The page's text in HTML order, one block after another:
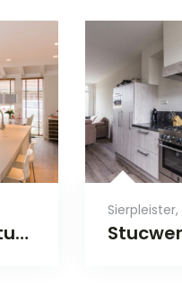
Strak binnen stucwerk in Arnhem
Sierpleister,